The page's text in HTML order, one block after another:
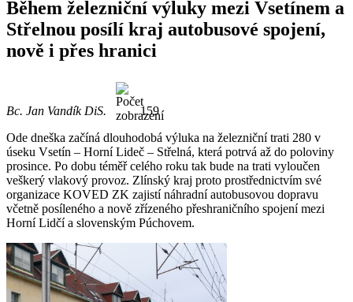
Během železniční výluky mezi Vsetínem a
Střelnou posílí kraj autobusové spojení,
nově i přes hranici
Bc. Jan Vandík DiS.
159
Ode dneška začíná dlouhodobá výluka na železniční trati 280 v
úseku Vsetín – Horní Lideč – Střelná, která potrvá až do poloviny
prosince. Po dobu téměř celého roku tak bude na trati vyloučen
veškerý vlakový provoz. Zlínský kraj proto prostřednictvím své
organizace KOVED ZK zajistí náhradní autobusovou dopravu
včetně posíleného a nově zřízeného přeshraničního spojení mezi
Horní Lidčí a slovenským Púchovem.